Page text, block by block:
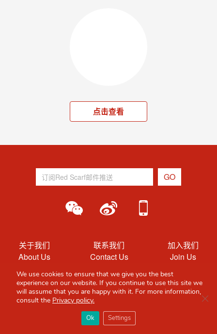
你必备的英国指南
点击查看
关于我们
About Us
联系我们
Contact Us
加入我们
Join Us
用户条款
T&Cs
隐私
Privacy
We use cookies to ensure that we give you the best
experience on our website. If you continue to use this site we
will assume that you are happy with it. For more information,
consult the Privacy policy.
Ok Settings